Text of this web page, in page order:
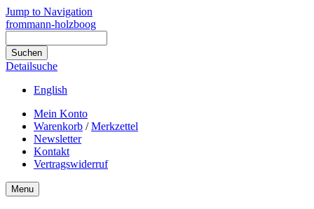
Jump to Navigation
frommann-holzboog
Detailsuche
English
Mein Konto
Warenkorb /Merkzettel
Newsletter
Kontakt
Vertragswiderruf
Menu